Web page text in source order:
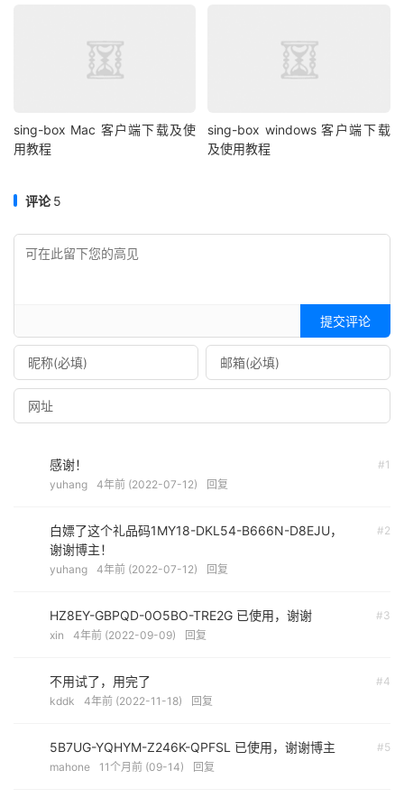
sing-box Mac 客户端下载及使
用教程
sing-box windows 客户端下载
及使用教程
评论5
提交评论
#1
感谢！
yuhang 4年前 (2022-07-12) 回复
#2
白嫖了这个礼品码1MY18-DKL54-B666N-D8EJU，
谢谢博主！
yuhang 4年前 (2022-07-12) 回复
#3
HZ8EY-GBPQD-0O5BO-TRE2G 已使用，谢谢
xin 4年前 (2022-09-09) 回复
#4
不用试了，用完了
kddk 4年前 (2022-11-18) 回复
#5
5B7UG-YQHYM-Z246K-QPFSL 已使用，谢谢博主
mahone 11个月前 (09-14) 回复